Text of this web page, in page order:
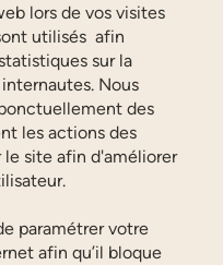
lors de vos visites
utilisés afin
sur la
Nous
des
les actions des
le site afin d'améliorer
paramétrer votre
afin qu’il bloque